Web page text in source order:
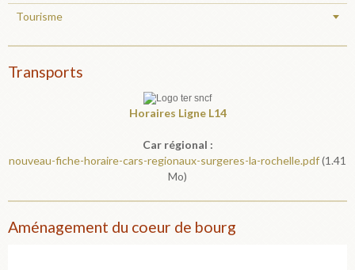
Tourisme
Transports
Horaires Ligne L14
Car régional :
nouveau-fiche-horaire-cars-regionaux-surgeres-la-rochelle.pdf(1.41
Mo)
Aménagement du coeur de bourg